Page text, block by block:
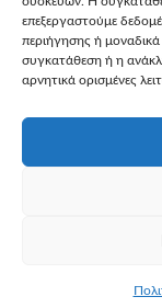
επεξεργαστούμε
περιήγησης ή
συγκατάθεση ή η
αρνητικά ορισμένες
Email*